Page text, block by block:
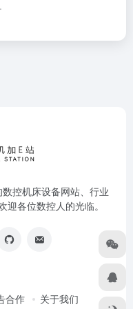
控机床设备网站、行业
各位数控人的光临。
合作 关于我们